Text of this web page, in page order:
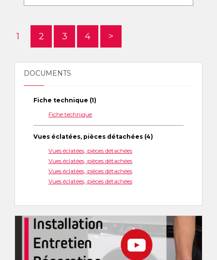
1 2 3 4 >
DOCUMENTS
Fiche technique (1)
Fiche technique
Vues éclatées, pièces détachées (4)
Vues éclatées, pièces détachées
Vues éclatées, pièces détachées
Vues éclatées, pièces détachées
Vues éclatées, pièces détachées